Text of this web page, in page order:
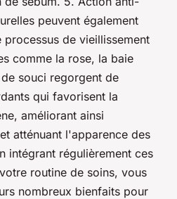
peuvent également
de vieillissement
comme la rose, la baie
souci regorgent de
qui favorisent la
améliorant ainsi
atténuant l'apparence des
intégrant régulièrement ces
routine de soins, vous
nombreux bienfaits pour